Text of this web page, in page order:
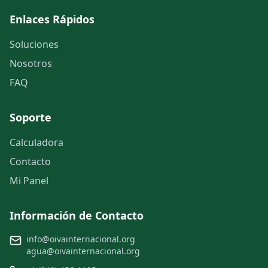
Enlaces Rápidos
Soluciones
Nosotros
FAQ
Soporte
Calculadora
Contacto
Mi Panel
Información de Contacto
info@oivainternacional.org
agua@oivainternacional.org